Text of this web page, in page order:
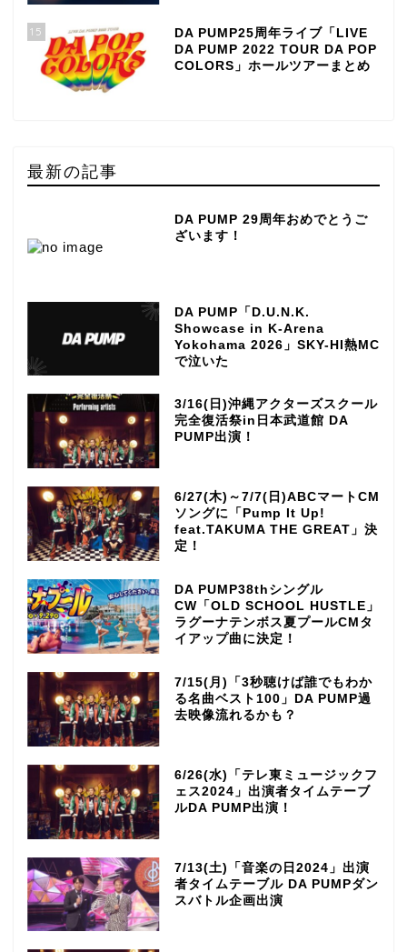
15
DA PUMP25周年ライブ「LIVE
DA PUMP 2022 TOUR DA POP
COLORS」ホールツアーまとめ
最新の記事
DA PUMP 29周年おめでとうご
ざいます！
DA PUMP「D.U.N.K.
Showcase in K-Arena
Yokohama 2026」SKY-HI熱MC
で泣いた
3/16(日)沖縄アクターズスクール
完全復活祭in日本武道館 DA
PUMP出演！
6/27(木)～7/7(日)ABCマートCM
ソングに「Pump It Up!
feat.TAKUMA THE GREAT」決
定！
DA PUMP38thシングル
CW「OLD SCHOOL HUSTLE」
ラグーナテンボス夏プールCMタ
イアップ曲に決定！
7/15(月)「3秒聴けば誰でもわか
る名曲ベスト100」DA PUMP過
去映像流れるかも？
6/26(水)「テレ東ミュージックフ
ェス2024」出演者タイムテーブ
ルDA PUMP出演！
7/13(土)「音楽の日2024」出演
者タイムテーブル DA PUMPダン
スバトル企画出演